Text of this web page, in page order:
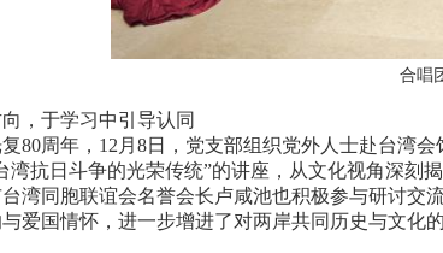
合唱
于学习中引导认同
周年，12月8日，党支部组织党外人士赴台湾会
湾抗日斗争的光荣传统”的讲座，从文化视角深
湾同胞联谊会名誉会长卢咸池也积极参与研讨交
爱国情怀，进一步增进了对两岸共同历史与文化